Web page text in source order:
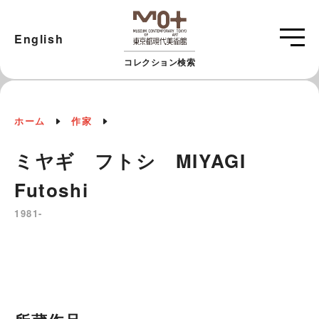
コレクション検索
English
ホーム 作家
ミヤギ フトシ MIYAGI
Futoshi
1981-